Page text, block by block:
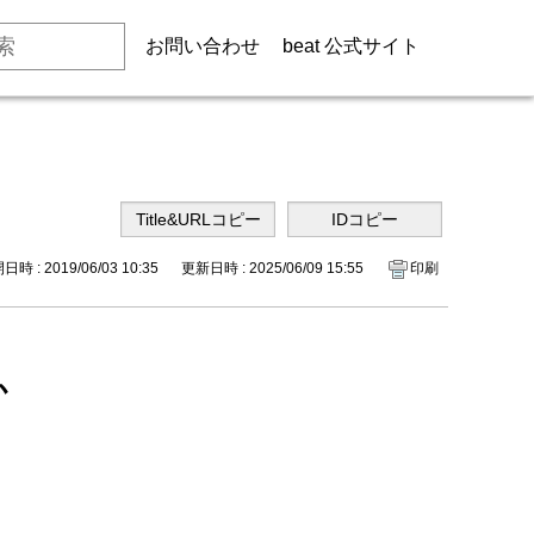
お問い合わせ beat 公式サイト
日時 : 2019/06/03 10:35 更新日時 : 2025/06/09 15:55 印刷